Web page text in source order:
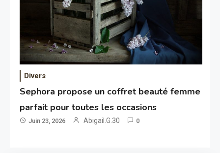
Divers
Sephora propose un coffret beauté femme
parfait pour toutes les occasions
Juin 23, 2026 Abigail.G.30 0